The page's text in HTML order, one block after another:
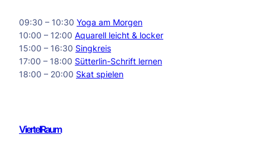
09:30 – 10:30 Yoga am Morgen
10:00 – 12:00 Aquarell leicht & locker
15:00 – 16:30 Singkreis
17:00 – 18:00 Sütterlin-Schrift lernen
18:00 – 20:00 Skat spielen
ViertelRaum